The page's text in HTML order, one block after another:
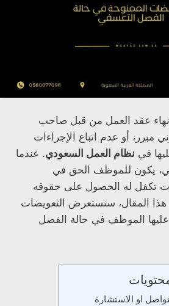
عقد العمل من قبل صاحب
مبرر، أو عدم اتباع الإجراءات
في نظام العمل السعودي. عندما
يكون للموظف الحق في
تكفل له الحصول على حقوقه
هذا المقال، سنستعرض التعويضات
الموظف في حالة الفصل
او الاستشارة